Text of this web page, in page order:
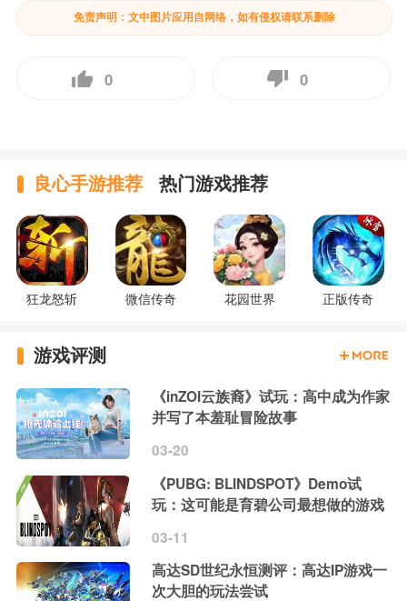
免责声明：文中图片应用自网络，如有侵权请联系删除
0 0
良心手游推荐 热门游戏推荐
狂龙怒斩 微信传奇 花园世界 正版传奇
游戏评测
《inZOI云族裔》试玩：高中成为作家
并写了本羞耻冒险故事
03-20
《PUBG: BLINDSPOT》Demo试
玩：这可能是育碧公司最想做的游戏
03-11
高达SD世纪永恒测评：高达IP游戏一
次大胆的玩法尝试